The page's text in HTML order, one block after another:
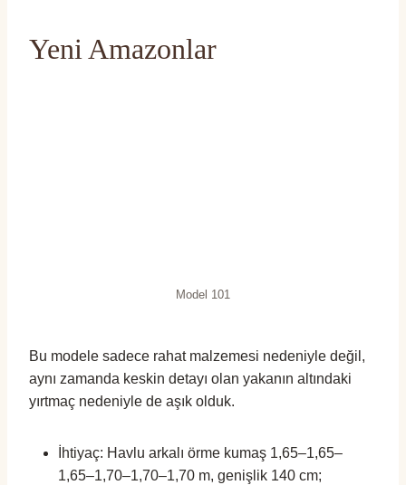
Yeni Amazonlar
Model 101
Bu modele sadece rahat malzemesi nedeniyle değil,
aynı zamanda keskin detayı olan yakanın altındaki
yırtmaç nedeniyle de aşık olduk.
İhtiyaç: Havlu arkalı örme kumaş 1,65–1,65–
1,65–1,70–1,70–1,70 m, genişlik 140 cm;